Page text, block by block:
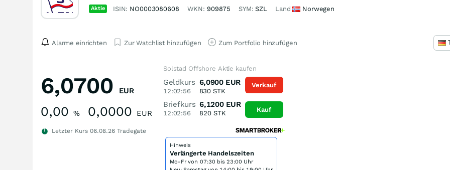
Aktie ISIN: NO0003080608 WKN: 909875 SYM:SZL Land Norwegen
Alarme einrichten Zur Watchlist hinzufügen Zum Portfolio hinzufügen
6,0700 EUR
0,00 % 0,0000 EUR
Letzter Kurs 06.08.26 Tradegate
Solstad Offshore Aktie kaufen
Geldkurs
12:02:56
6,0900 EUR
830 STK
Briefkurs
12:02:56
6,1200 EUR
820STK
Verkauf
Kauf
Hinweis
Verlängerte Handelszeiten
Mo-Fr von 07:30 bis 23:00 Uhr